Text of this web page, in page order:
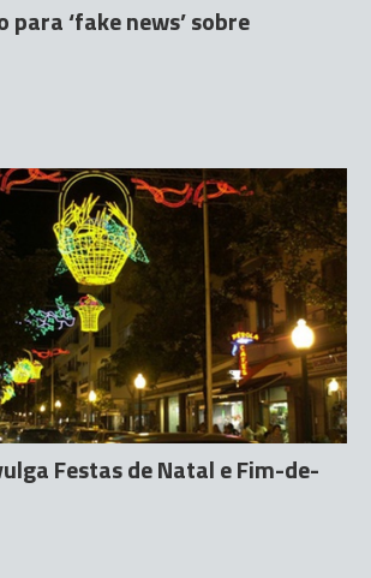
para ‘fake news’ sobre
Festas de Natal e Fim-de-